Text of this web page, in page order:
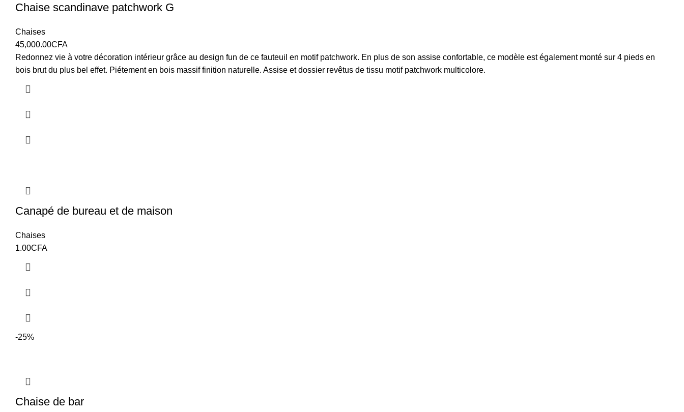
Chaise scandinave patchwork G
Chaises
45,000.00CFA
Redonnez vie à votre décoration intérieur grâce au design fun de ce fauteuil en motif patchwork. En plus de son assise confortable, ce modèle est également monté sur 4 pieds en
bois brut du plus bel effet. Piétement en bois massif finition naturelle. Assise et dossier revêtus de tissu motif patchwork multicolore.
Canapé de bureau et de maison
Chaises
1.00CFA
-25%
Chaise de bar